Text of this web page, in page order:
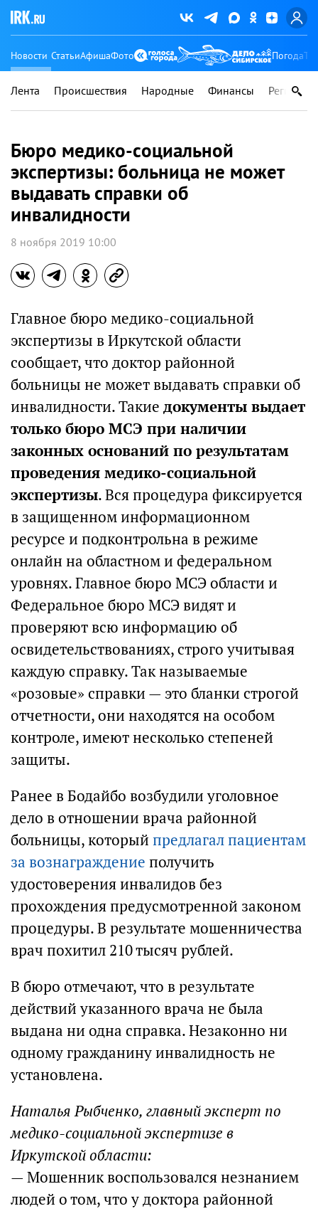
Новости СтатьиАфишаФото Погода
Лента Происшествия Народные Финансы Регионы
Бюро медико-социальной
экспертизы: больница не может
выдавать справки об
инвалидности
8 ноября 2019 10:00
Главное бюро медико-социальной
экспертизы в Иркутской области
сообщает, что доктор районной
больницы не может выдавать справки об
инвалидности. Такие документы выдает
только бюро МСЭ при наличии
законных оснований по результатам
проведения медико-социальной
экспертизы. Вся процедура фиксируется
в защищенном информационном
ресурсе и подконтрольна в режиме
онлайн на областном и федеральном
уровнях. Главное бюро МСЭ области и
Федеральное бюро МСЭ видят и
проверяют всю информацию об
освидетельствованиях, строго учитывая
каждую справку. Так называемые
«розовые» справки — это бланки строгой
отчетности, они находятся на особом
контроле, имеют несколько степеней
защиты.
Ранее в Бодайбо возбудили уголовное
дело в отношении врача районной
больницы, который предлагал пациентам
за вознаграждение получить
удостоверения инвалидов без
прохождения предусмотренной законом
процедуры. В результате мошенничества
врач похитил 210 тысяч рублей.
В бюро отмечают, что в результате
действий указанного врача не была
выдана ни одна справка. Незаконно ни
одному гражданину инвалидность не
установлена.
Наталья Рыбченко, главный эксперт по
медико-социальной экспертизе в
Иркутской области:
— Мошенник воспользовался незнанием
людей о том, что у доктора районной